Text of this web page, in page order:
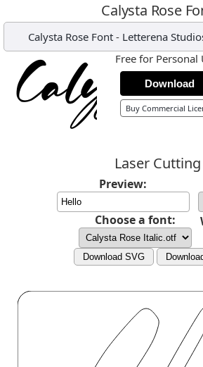
Calysta Rose
Calysta Rose Font- Letterena
Free for Personal
Download
Buy Commercial
Laser Cutting
Preview:
Choose a font:
Download SVG